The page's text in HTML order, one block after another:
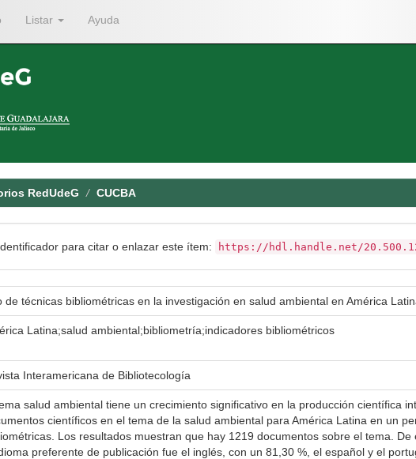
Listar Ayuda
RedUdeG CUCBA
para citar o enlazar este ítem: https://hdl.handle.net/
de técnicas bibliométricas en la investigación en salud ambiental en América
Latina;salud ambiental;bibliometría;indicadores bibliométricos
Interamericana de Bibliotecología
salud ambiental tiene un crecimiento significativo en la producción científica
científicos en el tema de la salud ambiental para América Latina en un
Los resultados muestran que hay 1219 documentos sobre el tema.
preferente de publicación fue el inglés, con un 81,30 %, el español y el